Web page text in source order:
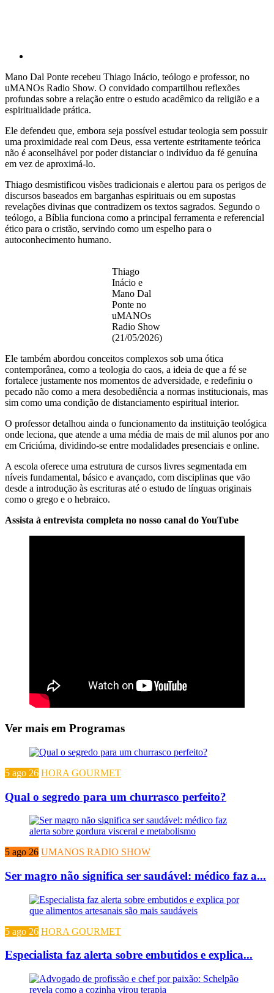
Mano Dal Ponte recebeu Thiago Inácio, teólogo e professor, no
uMANOs Radio Show. O convidado compartilhou reflexões
profundas sobre a relação entre o estudo acadêmico da religião e a
espiritualidade prática.
Ele defendeu que, embora seja possível estudar teologia sem possuir
uma proximidade real com Deus, essa vertente estritamente teórica
não é aconselhável por poder distanciar o indivíduo da fé genuína
em vez de aproximá-lo.
Thiago desmistificou visões tradicionais e alertou para os perigos de
discursos baseados em barganhas espirituais ou em supostas
revelações divinas que contradizem os textos sagrados. Segundo o
teólogo, a Bíblia funciona como a principal ferramenta e referencial
ético para o cristão, servindo como um espelho para o
autoconhecimento humano.
Thiago
Inácio e
Mano Dal
Ponte no
uMANOs
Radio Show
(21/05/2026)
Ele também abordou conceitos complexos sob uma ótica
contemporânea, como a teologia do caos, a ideia de que a fé se
fortalece justamente nos momentos de adversidade, e redefiniu o
pecado não como a mera desobediência a normas institucionais, mas
sim como uma condição de distanciamento espiritual interior.
O professor detalhou ainda o funcionamento da instituição teológica
onde leciona, que atende a uma média de mais de mil alunos por ano
em Criciúma, dividindo-se entre modalidades presenciais e online.
A escola oferece uma estrutura de cursos livres segmentada em
níveis fundamental, básico e avançado, com disciplinas que vão
desde a introdução às escrituras até o estudo de línguas originais
como o grego e o hebraico.
Assista à entrevista completa no nosso canal do YouTube
Ver mais em Programas
5 ago 26 HORA GOURMET
Qual o segredo para um churrasco perfeito?
5 ago 26 UMANOS RADIO SHOW
Ser magro não significa ser saudável: médico faz a...
5 ago 26 HORA GOURMET
Especialista faz alerta sobre embutidos e explica...